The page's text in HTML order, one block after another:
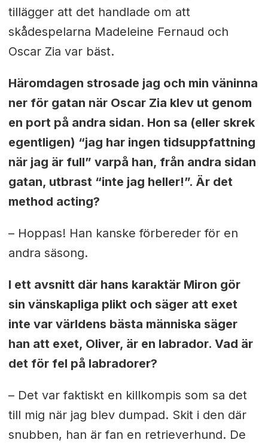
tillägger att det handlade om att
skådespelarna Madeleine Fernaud och
Oscar Zia var bäst.
Häromdagen strosade jag och min väninna
ner för gatan när Oscar Zia klev ut genom
en port på andra sidan. Hon sa (eller skrek
egentligen) “jag har ingen tidsuppfattning
när jag är full” varpå han, från andra sidan
gatan, utbrast “inte jag heller!”. Är det
method acting?
– Hoppas! Han kanske förbereder för en
andra säsong.
I ett avsnitt där hans karaktär Miron gör
sin vänskapliga plikt och säger att exet
inte var världens bästa människa säger
han att exet, Oliver, är en labrador. Vad är
det för fel på labradorer?
– Det var faktiskt en killkompis som sa det
till mig när jag blev dumpad. Skit i den där
snubben, han är fan en retrieverhund. De